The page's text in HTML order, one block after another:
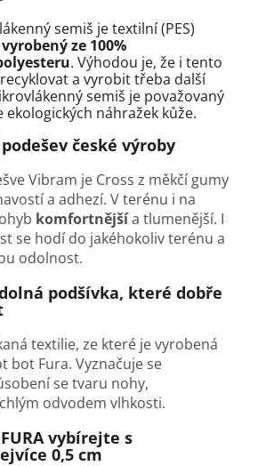
semiš je textilní (PES)
vyrobený ze 100%
. Výhodou je, že i tento
a vyrobit třeba další
semiš je považovaný
ekologických náhražek kůže.
české výroby
Vibram je Cross z měkčí gumy
a adhezí. V terénu i na
komfortnějšía tlumenější. I
se hodí do jakéhokoliv terénu a
odolnost.
podšívka, které dobře
textilie, ze které je vyrobená
bot Fura. Vyznačuje se
se tvaru nohy,
odvodem vlhkosti.
vybírejte s
0,5 cm